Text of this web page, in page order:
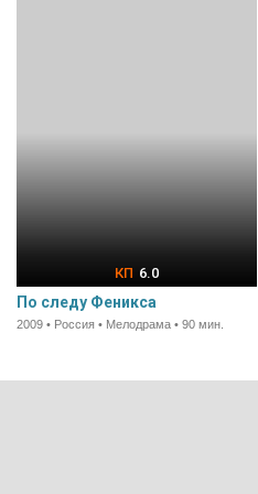
6.0
По следу Феникса
2009 • Россия • Мелодрама • 90 мин.